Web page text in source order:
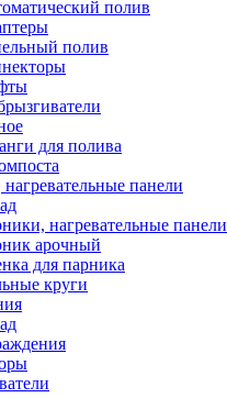
полив
полив
для полива
панели
нагревательные панели
арочный
для парника
круги